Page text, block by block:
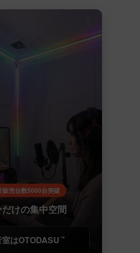
販売台数5000台突破
だけの集中空間
室はOTODASU ™